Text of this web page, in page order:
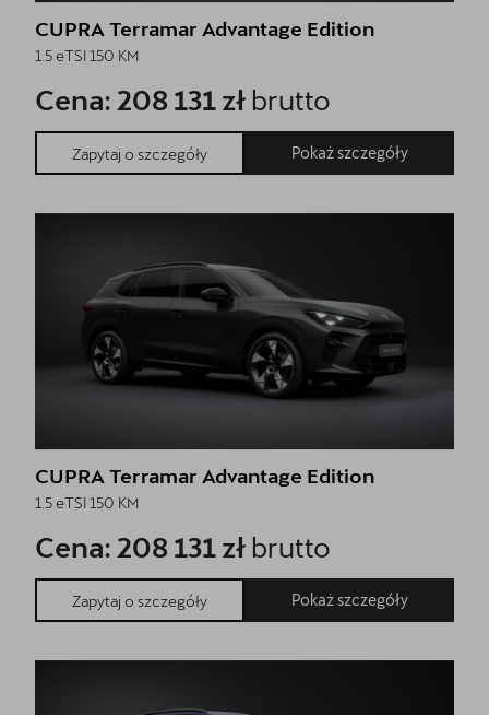
CUPRA Terramar Advantage Edition
1.5 eTSI 150 KM
Cena: 208 131 zł brutto
Zapytaj o szczegóły Pokaż szczegóły
CUPRA Terramar Advantage Edition
1.5 eTSI 150 KM
Cena: 208 131 zł brutto
Zapytaj o szczegóły Pokaż szczegóły